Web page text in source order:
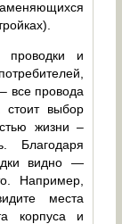
проводки и
все провода
выбор
жизни –
Благодаря
видно —
Например,
места
корпуса и